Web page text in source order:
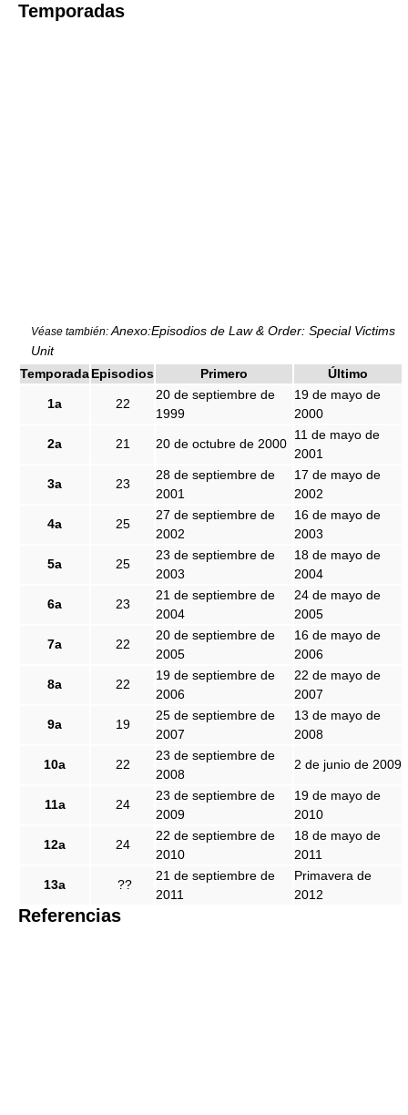
Temporadas
Véase también:Anexo:Episodios de Law & Order: Special Victims
Unit
TemporadaEpisodios Primero Último
1a 22
20 de septiembre de
1999
19 de mayo de
2000
2a 21 20 de octubre de 2000
11 de mayo de
2001
3a 23
28 de septiembre de
2001
17 de mayo de
2002
4a 25
27 de septiembre de
2002
16 de mayo de
2003
5a 25
23 de septiembre de
2003
18 de mayo de
2004
6a 23
21 de septiembre de
2004
24 de mayo de
2005
7a 22
20 de septiembre de
2005
16 de mayo de
2006
8a 22
19 de septiembre de
2006
22 de mayo de
2007
9a 19
25 de septiembre de
2007
13 de mayo de
2008
10a 22
23 de septiembre de
2008
2 de junio de 2009
11a 24
23 de septiembre de
2009
19 de mayo de
2010
12a 24
22 de septiembre de
2010
18 de mayo de
2011
13a ??
21 de septiembre de
2011
Primavera de
2012
Referencias